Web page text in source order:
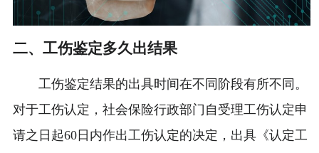
二、工伤鉴定多久出结果
工伤鉴定结果的出具时间在不同阶段有所不同。
对于工伤认定，社会保险行政部门自受理工伤认定申
请之日起60日内作出工伤认定的决定，出具《认定工